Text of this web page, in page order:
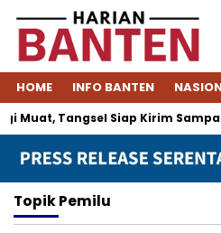
HOME INFO BANTEN
Muat, Tangsel Siap Kirim
TopikPemilu